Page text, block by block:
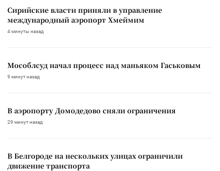
Сирийские власти приняли в управление
международный аэропорт Хмеймим
4 минуты назад
Мособлсуд начал процесс над маньяком Гаськовым
9 минут назад
В аэропорту Домодедово сняли ограничения
29 минут назад
В Белгороде на нескольких улицах ограничили
движение транспорта